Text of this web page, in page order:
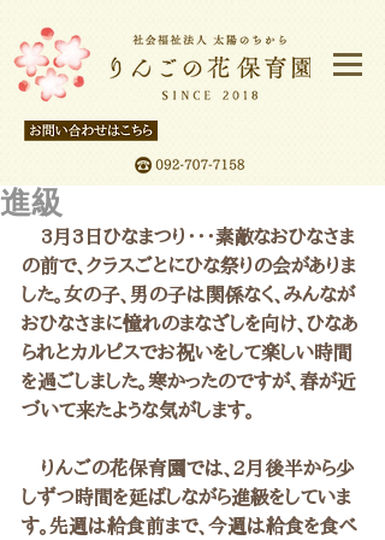
進級
3月3日ひなまつり・・・素敵なおひなさま
の前で、クラスごとにひな祭りの会がありま
した。女の子、男の子は関係なく、みんなが
おひなさまに憧れのまなざしを向け、ひなあ
られとカルピスでお祝いをして楽しい時間
を過ごしました。寒かったのですが、春が近
づいて来たような気がします。
りんごの花保育園では、2月後半から少
しずつ時間を延ばしながら進級をしていま
す。先週は給食前まで、今週は給食を食べ